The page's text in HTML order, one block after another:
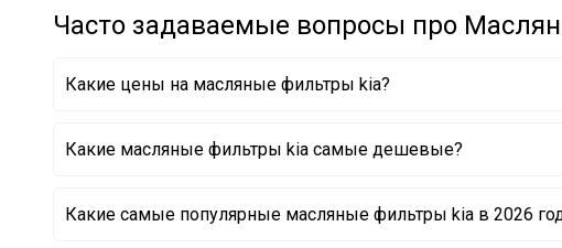
Borsehung
+ 32
+ 6
FRAM
+ 25
CLEAN FILTERS
+ 12
Часто задаваемые вопросы про
Какие цены на масляные фильтры kia?
Какие масляные фильтры kia самые дешевые?
Масляный фильтр 26300 35505 KIA
Какие самые популярные масляные фильтры kia в 2026